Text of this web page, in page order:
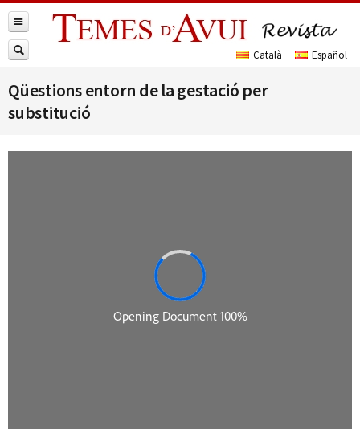
Qüestions entorn de la gestació per
substitució